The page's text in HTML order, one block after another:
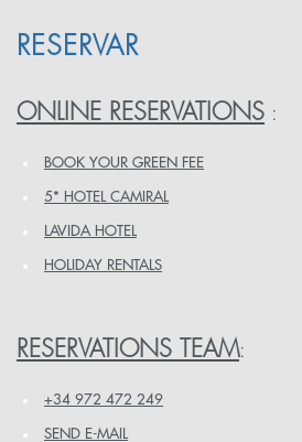
RESERVAR
ONLINE RESERVATIONS :
BOOK YOUR GREEN FEE
5* HOTEL CAMIRAL
LAVIDA HOTEL
HOLIDAY RENTALS
RESERVATIONS TEAM:
+34 972 472 249
SEND E-MAIL